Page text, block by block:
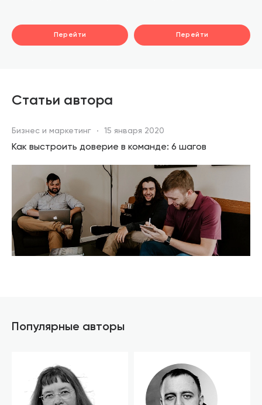
Перейти Перейти
Статьи автора
Бизнес и маркетинг 15 января 2020
Как выстроить доверие в команде: 6 шагов
Популярные авторы